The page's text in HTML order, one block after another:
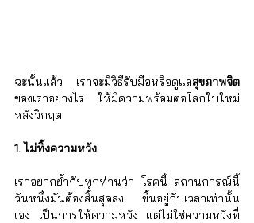
ฉะนั้นแล้ว เราจะมีวิธีรับมือหรือดูแลสุขภาพจิต
ของเราอย่างไร ให้มีความพร้อมต่อโลกใบใหม่
หลังวิกฤต
1. ไม่ทิ้งความหวัง
เราอยากย้ำกับทุกท่านว่า โรคนี้ สถานการณ์นี้
วันหนึ่งมันต้องสิ้นสุดลง ขึ้นอยู่กับเวลาเท่านั้น
เอง เป็นการให้ความหวัง แต่ไม่ใช่ความหวังที่